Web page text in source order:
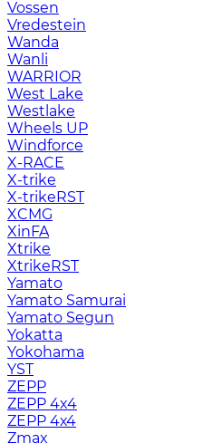
Vossen
Vredestein
Wanda
Wanli
WARRIOR
West Lake
Westlake
Wheels UP
Windforce
X-RACE
X-trike
X-trikeRST
XCMG
XinFA
Xtrike
XtrikeRST
Yamato
Yamato Samurai
Yamato Segun
Yokatta
Yokohama
YST
ZEPP
ZEPP 4x4
ZEPP 4х4
Zmax